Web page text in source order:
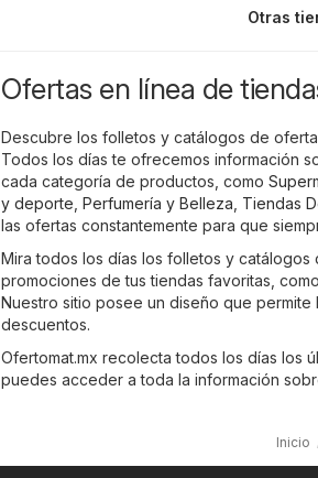
Otras
Ofertas en línea de
Descubre los folletos y catálogos de
Todos los días te ofrecemos información
cada categoría de productos, como
y deporte Perfumería y Belleza Tiendas
las ofertas constantemente para que
Mira todos los días los folletos y
promociones de tus tiendas favoritas, como
Nuestro sitio posee un diseño que
descuentos.
Ofertomat.mx recolecta todos los días los
puedes acceder a toda la información
Inicio